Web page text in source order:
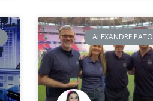
ALEXANDRE PATO